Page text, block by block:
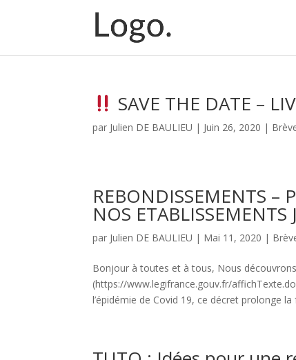
SAVE THE DATE –
par Julien DE BAULIEU | Juin 26, 2020 |
REBONDISSEMENTS –
NOS
par Julien DE BAULIEU | Mai 11, 2020 |
Bonjour à toutes et à tous, Nous
(https://www.legifrance.gouv.fr/
l’épidémie de Covid 19, ce décret prolonge